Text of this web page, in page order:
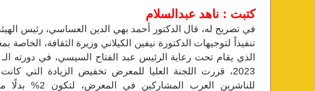
كتبت : ناهد عبدالسلام
في تصريح له، قال الدكتور أحمد بهي الدين العساسي، رئيس
تنفيذاً لتوجيهات الدكتورة نيفين الكيلاني وزيرة الثقافة،
2023، قررت اللجنة العليا للمعرض تخفيض الزيادة التي